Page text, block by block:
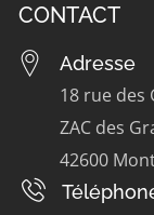
CONTACT
Adresse
18 rue des
ZAC des
42600